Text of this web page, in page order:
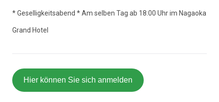
* Geselligkeitsabend * Am selben Tag ab 18:00 Uhr im Nagaoka
Grand Hotel
Hier können Sie sich anmelden